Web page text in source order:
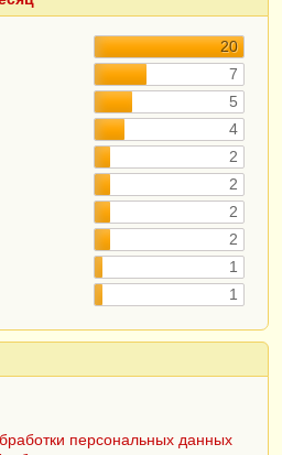
20
7
5
4
2
2
2
2
1
1
персональных данных